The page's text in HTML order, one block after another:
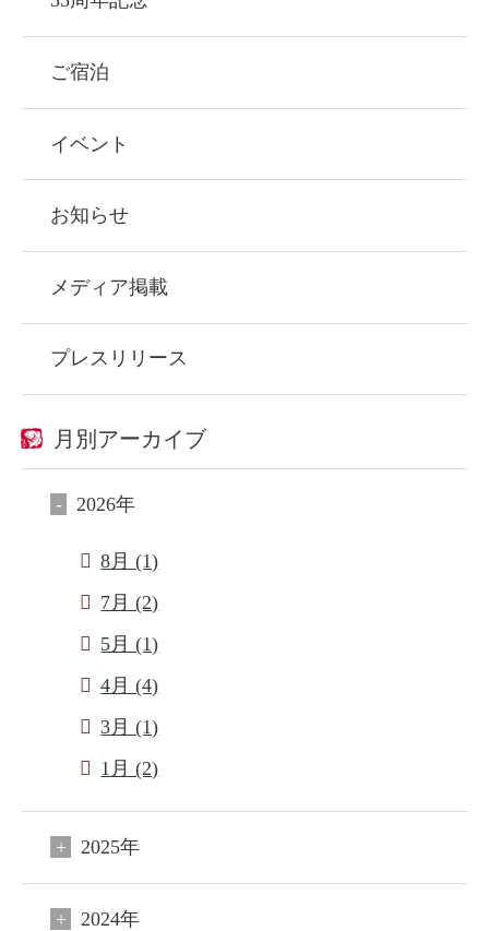
ご宿泊
イベント
お知らせ
メディア掲載
プレスリリース
月別アーカイブ
2026年
8月 (1)
7月 (2)
5月 (1)
4月 (4)
3月 (1)
1月 (2)
2025年
2024年